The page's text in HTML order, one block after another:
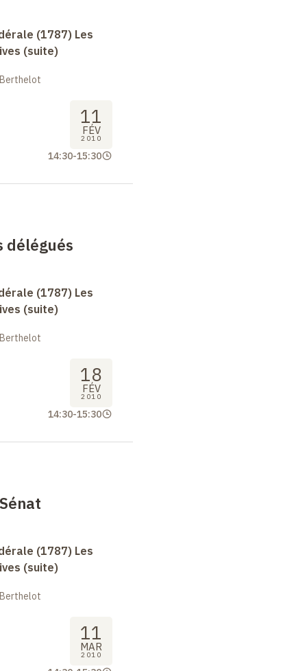
(1787) Les
(suite)
11
FÉV
2010
14:30-15:30
délégués
(1787) Les
(suite)
18
FÉV
2010
14:30-15:30
(1787) Les
(suite)
11
MAR
2010